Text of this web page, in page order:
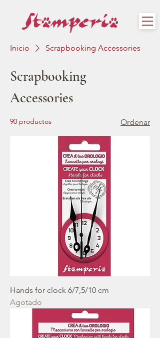
Inicio Scrapbooking Accessories
Scrapbooking
Accessories
90 productos Ordenar
Hands for clock 6/7,5/10 cm
Agotado